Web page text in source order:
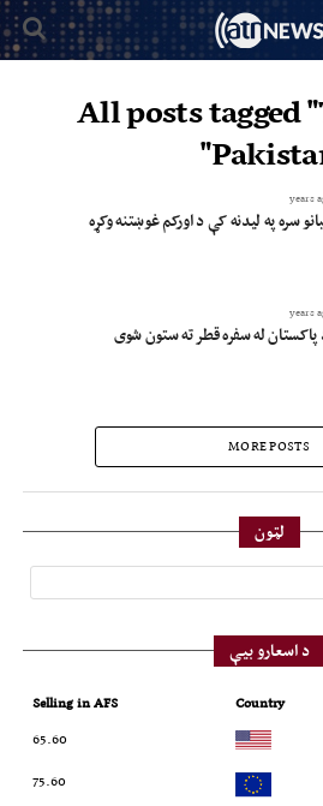
All posts tagged
سره په لیدنه کې د اورکم غوښتنه وکړه
له سفره قطر ته ستون شوی
MORE POSTS
لټون
د اسعارو بیې
Country
Selling in AFS
65.60
75.60